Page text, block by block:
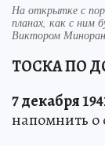
На открытке с
планах, как с ним
Виктором
ТОСКА ПО
7 декабря
напомнить о